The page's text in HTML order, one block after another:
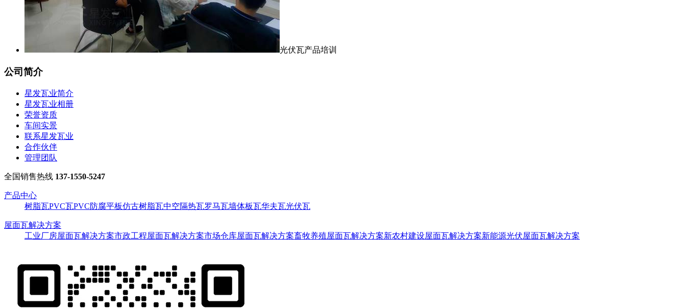
光伏瓦产品培训
公司简介
星发瓦业简介
星发瓦业相册
荣誉资质
车间实景
联系星发瓦业
合作伙伴
管理团队
全国销售热线 137-1550-5247
产品中心
树脂瓦PVC瓦PVC防腐平板仿古树脂瓦中空隔热瓦罗马瓦墙体板瓦华夫瓦光伏瓦
屋面瓦解决方案
工业厂房屋面瓦解决方案市政工程屋面瓦解决方案市场仓库屋面瓦解决方案畜牧养殖屋面瓦解决方案新农村建设屋面瓦解决方案新能源光伏屋面瓦解决方案